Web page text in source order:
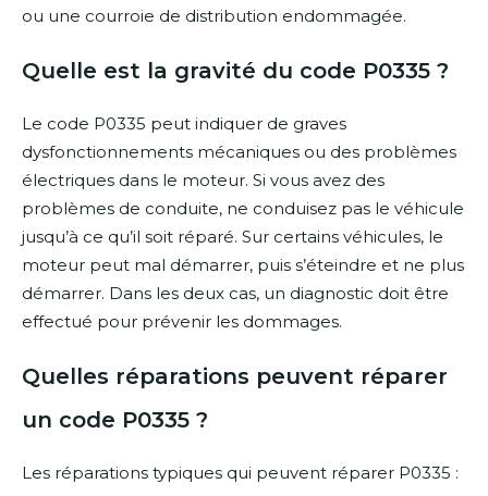
ou une courroie de distribution endommagée.
Quelle est la gravité du code P0335 ?
Le code P0335 peut indiquer de graves
dysfonctionnements mécaniques ou des problèmes
électriques dans le moteur. Si vous avez des
problèmes de conduite, ne conduisez pas le véhicule
jusqu’à ce qu’il soit réparé. Sur certains véhicules, le
moteur peut mal démarrer, puis s’éteindre et ne plus
démarrer. Dans les deux cas, un diagnostic doit être
effectué pour prévenir les dommages.
Quelles réparations peuvent réparer
un code P0335 ?
Les réparations typiques qui peuvent réparer P0335 :